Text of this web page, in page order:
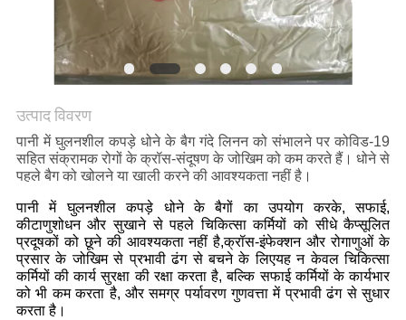
उत्पाद विवरण
पानी में घुलनशील कपड़े धोने के बैग गंदे लिनन को संभालने पर कोविड-19
सहित संक्रामक रोगों के क्रॉस-संदूषण के जोखिम को कम करते हैं। धोने से
पहले बैग को खोलने या खाली करने की आवश्यकता नहीं है।
पानी में घुलनशील कपड़े धोने के बैगों का उपयोग करके, सफाई,
कीटाणुशोधन और सुखाने से पहले चिकित्सा कर्मियों को सीधे कैप्सूलित
प्रदूषकों को छूने की आवश्यकता नहीं है,क्रॉस-इंफेक्शन और रोगाणुओं के
प्रसार के जोखिम से प्रभावी ढंग से बचने के लिएयह न केवल चिकित्सा
कर्मियों की कार्य सुरक्षा की रक्षा करता है, बल्कि सफाई कर्मियों के कार्यभार
को भी कम करता है, और समग्र पर्यावरण गुणवत्ता में प्रभावी ढंग से सुधार
करता है।